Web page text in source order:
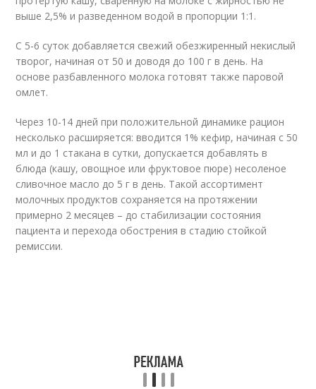
выше 2,5% и разведенном водой в пропорции 1:1.
С 5-6 суток добавляется свежий обезжиренный некислый
творог, начиная от 50 и доводя до 100 г в день. На
основе разбавленного молока готовят также паровой
омлет.
Через 10-14 дней при положительной динамике рацион
несколько расширяется: вводится 1% кефир, начиная с 50
мл и до 1 стакана в сутки, допускается добавлять в
блюда (кашу, овощное или фруктовое пюре) несоленое
сливочное масло до 5 г в день. Такой ассортимент
молочных продуктов сохраняется на протяжении
примерно 2 месяцев – до стабилизации состояния
пациента и перехода обострения в стадию стойкой
ремиссии.